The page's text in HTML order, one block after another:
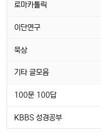
로마카톨릭
이단연구
묵상
기타 글모음
100문 100답
KBBS 성경공부